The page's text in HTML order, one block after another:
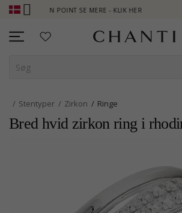
POINT SE MERE - KLIK HER NEW
Stentyper Zirkon Ringe
Bred hvid zirkon ring i